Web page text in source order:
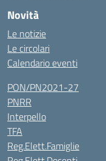
Novità
Le notizie
Le circolari
Calendario eventi
PON/PN2021-27
PNRR
Interpello
TFA
Reg.Elett.Famiglie